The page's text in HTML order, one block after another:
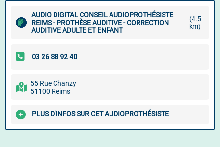
AUDIO DIGITAL CONSEIL AUDIOPROTHÉSISTE
REIMS - PROTHÈSE AUDITIVE - CORRECTION
AUDITIVE ADULTE ET ENFANT
(4.5
km)
55 Rue Chanzy
51100 Reims
PLUS D'INFOS SUR CET AUDIOPROTHÉSISTE